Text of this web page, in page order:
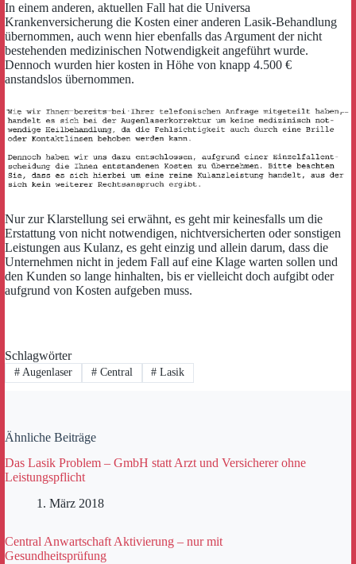
In einem anderen, aktuellen Fall hat die Universa
Krankenversicherung die Kosten einer anderen Lasik-Behandlung
übernommen, auch wenn hier ebenfalls das Argument der nicht
bestehenden medizinischen Notwendigkeit angeführt wurde.
Dennoch wurden hier kosten in Höhe von knapp 4.500 €
anstandslos übernommen.
Nur zur Klarstellung sei erwähnt, es geht mir keinesfalls um die
Erstattung von nicht notwendigen, nichtversicherten oder sonstigen
Leistungen aus Kulanz, es geht einzig und allein darum, dass die
Unternehmen nicht in jedem Fall auf eine Klage warten sollen und
den Kunden so lange hinhalten, bis er vielleicht doch aufgibt oder
aufgrund von Kosten aufgeben muss.
Schlagwörter
#Augenlaser #Central # Lasik
Ähnliche Beiträge
Das Lasik Problem – GmbH statt Arzt und Versicherer ohne
Leistungspflicht
1. März 2018
Central Anwartschaft Aktivierung – nur mit
Gesundheitsprüfung